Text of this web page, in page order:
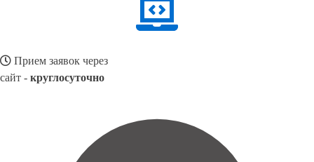
Прием заявок через
сайт - круглосуточно